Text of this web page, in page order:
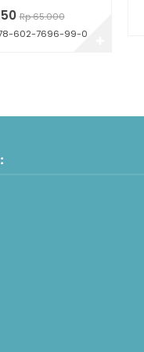
Rp 65.000
602-7696-99-0